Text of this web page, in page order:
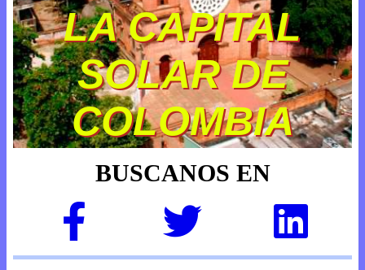
LA CAPITAL
SOLAR DE
COLOMBIA
BUSCANOS EN